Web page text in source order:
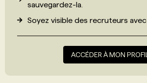
sauvegardez-la.
Soyez visible des recruteurs avec
ACCÉDER À MON PROFIL